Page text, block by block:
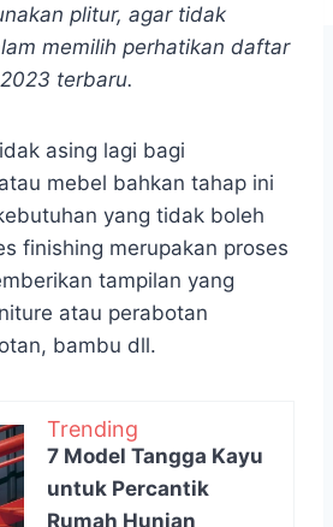
plitur, agar tidak
memilih perhatikan daftar
terbaru.
asing lagi bagi
mebel bahkan tahap ini
yang tidak boleh
finishing merupakan proses
tampilan yang
atau perabotan
bambu dll.
Trending
7 Model Tangga Kayu
untuk Percantik
Rumah Hunian